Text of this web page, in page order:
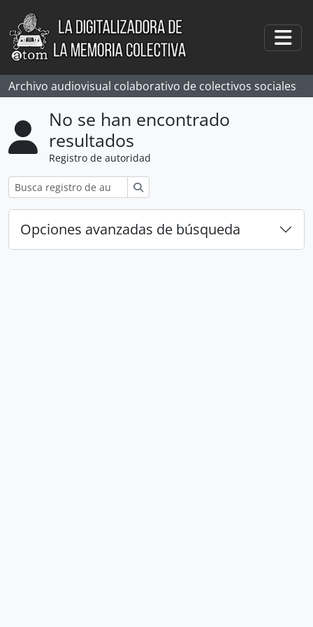
Skip to main content
Archivo audiovisual colaborativo de colectivos sociales
No se han encontrado
resultados
Registro de autoridad
Opciones avanzadas de búsqueda